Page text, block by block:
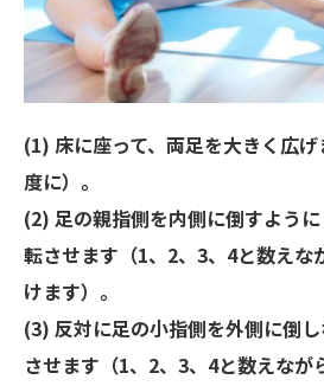
(1) 床に座って、両足を大きく広
度に）。
(2) 足の親指側を内側に倒すよう
転させます（1、2、3、4と数えな
けます）。
(3) 反対に足の小指側を外側に倒
させます（1、2、3、4と数えなが